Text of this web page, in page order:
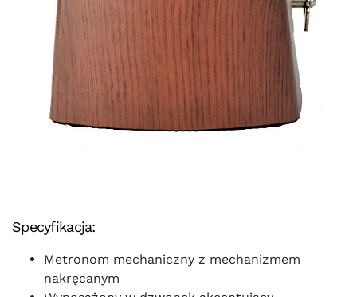
Specyfikacja:
Metronom mechaniczny z mechanizmem
nakręcanym